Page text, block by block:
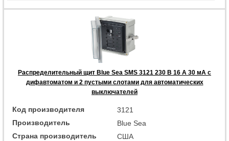
Распределительный щит Blue Sea SMS 3121 230 В 16 А 30 мА с
дифавтоматом и 2 пустыми слотами для автоматических
выключателей
Код производителя
3121
Производитель
Blue Sea
Страна производитель
США